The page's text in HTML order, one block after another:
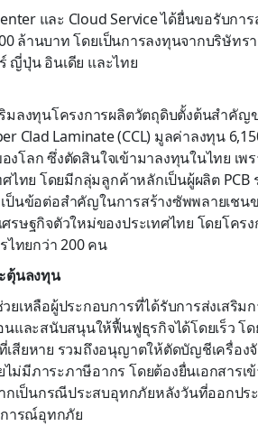
และ Cloud Service ได้ยื่นขอรับการ
ล้านบาท โดยเป็นการลงทุนจากบริษัทร
ญี่ปุ่น อินเดีย และไทย
มลงทุนโครงการผลิตวัตถุดิบตั้งต้นสำคัญ
Clad Laminate (CCL) มูลค่าลงทุน
งโลก ซึ่งตัดสินใจเข้ามาลงทุนในไทย เพ
ไทย โดยมีกลุ่มลูกค้าหลักเป็นผู้ผลิต PCB
เป็นข้อต่อสำคัญในการสร้างซัพพลายเช
รษฐกิจตัวใหม่ของประเทศไทย โดยโคร
ไทยกว่า 200 คน
ตุ้นลงทุน
เหลือผู้ประกอบการที่ได้รับการส่งเสริม
และสนับสนุนให้ฟื้นฟูธุรกิจได้โดยเร็ว โด
เสียหาย รวมถึงอนุญาตให้ตัดบัญชีเครื่อง
มีภาระภาษีอากร โดยต้องยื่นเอกสารเ
กเป็นกรณีประสบอุทกภัยหลังวันที่ออกปร
การณ์อุทกภัย